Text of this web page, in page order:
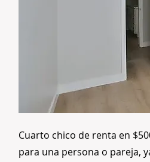
Cuarto chico de renta en
para una persona o pareja,